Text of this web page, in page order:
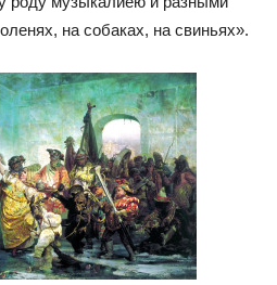
на собаках, на свиньях».